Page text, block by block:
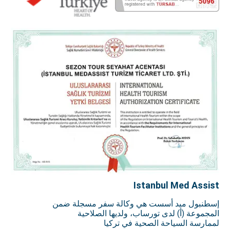
Istanbul Med Assist
إسطنبول ميد أسست هي وكالة سفر مسجلة ضمن
المجموعة (أ) لدى تورساب، ولديها الصلاحية
لممارسة السياحة الصحية في تركيا